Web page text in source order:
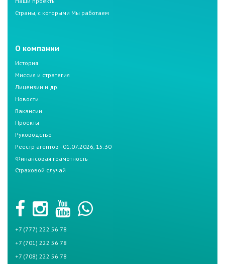
Страны, с которыми Мы работаем
О компании
История
Миссия и стратегия
Лицензии и др.
Новости
Вакансии
Проекты
Руководство
Реестр агентов - 01.07.2026, 15:30
Финансовая грамотность
Страховой случай
+7 (777) 222 56 78
+7 (701) 222 56 78
+7 (708) 222 56 78